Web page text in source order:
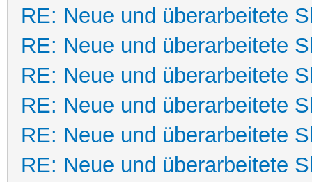
RE: Neue und überarbeitete
RE: Neue und überarbeitete
RE: Neue und überarbeitete
RE: Neue und überarbeitete
RE: Neue und überarbeitete
RE: Neue und überarbeitete